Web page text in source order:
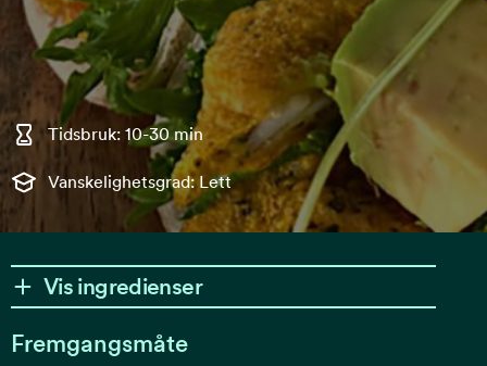
Tidsbruk: 10-30 min
Vanskelighetsgrad: Lett
Vis ingredienser
Fremgangsmåte